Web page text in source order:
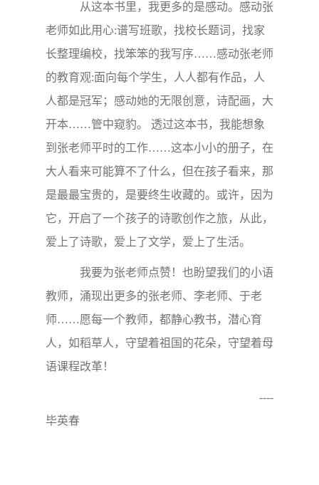
从这本书里，我更多的是感动。感动张
老师如此用心:谱写班歌，找校长题词，找家
长整理编校，找笨笨的我写序……感动张老师
的教育观:面向每个学生，人人都有作品，人
人都是冠军；感动她的无限创意，诗配画，大
开本……管中窥豹。 透过这本书，我能想象
到张老师平时的工作……这本小小的册子，在
大人看来可能算不了什么，但在孩子看来，那
是最最宝贵的，是要终生收藏的。或许，因为
它，开启了一个孩子的诗歌创作之旅，从此，
爱上了诗歌，爱上了文学，爱上了生活。
我要为张老师点赞！也盼望我们的小语
教师，涌现出更多的张老师、李老师、于老
师……愿每一个教师，都静心教书，潜心育
人，如稻草人，守望着祖国的花朵，守望着母
语课程改革！
----
毕英春